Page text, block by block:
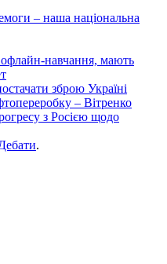
– наша національна
офлайн-навчання, мають
зброю Україні
– Вітренко
з Росією щодо
.